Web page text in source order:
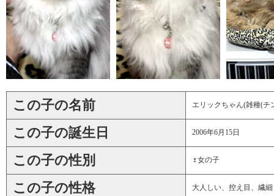
この子の名前 エリックちゃん(雑種(チ
この子の誕生日 2006年6月15日
この子の性別 ♀女の子
この子の性格 大人しい、控え目、繊細